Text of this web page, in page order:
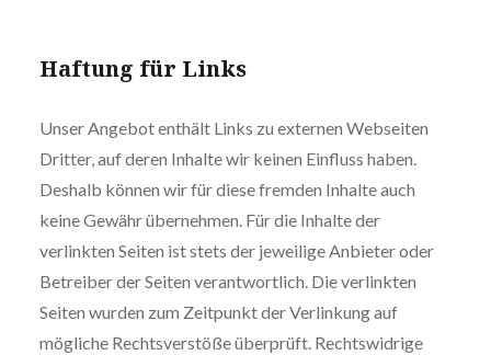
Haftung für Links
Unser Angebot enthält Links zu externen Webseiten
Dritter, auf deren Inhalte wir keinen Einfluss haben.
Deshalb können wir für diese fremden Inhalte auch
keine Gewähr übernehmen. Für die Inhalte der
verlinkten Seiten ist stets der jeweilige Anbieter oder
Betreiber der Seiten verantwortlich. Die verlinkten
Seiten wurden zum Zeitpunkt der Verlinkung auf
mögliche Rechtsverstöße überprüft. Rechtswidrige